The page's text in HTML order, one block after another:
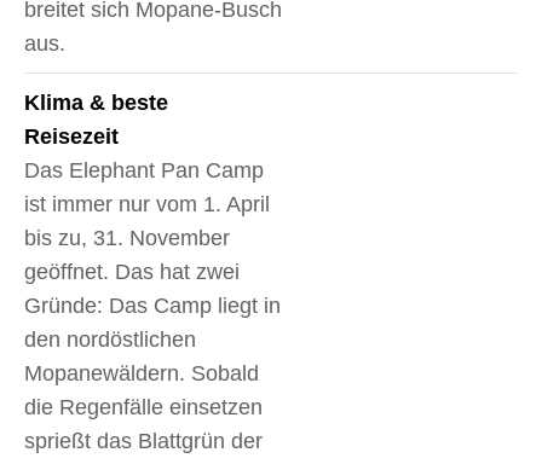
breitet sich Mopane-Busch
aus.
Klima & beste
Reisezeit
Das Elephant Pan Camp
ist immer nur vom 1. April
bis zu, 31. November
geöffnet. Das hat zwei
Gründe: Das Camp liegt in
den nordöstlichen
Mopanewäldern. Sobald
die Regenfälle einsetzen
sprießt das Blattgrün der